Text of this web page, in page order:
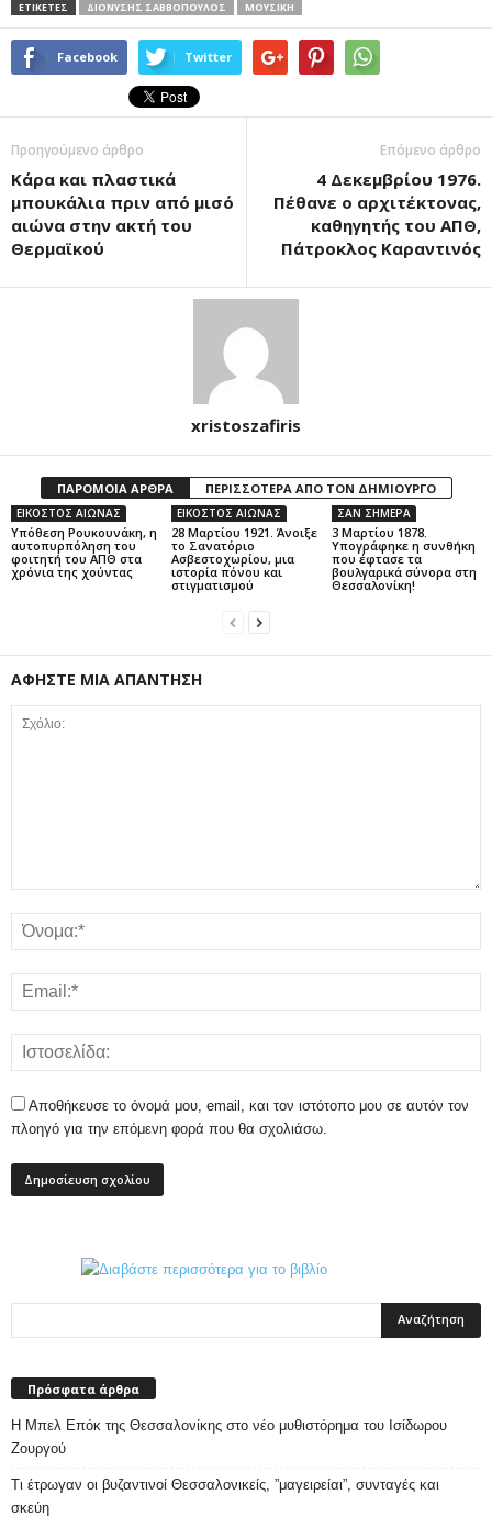
ΕΤΙΚΕΤΕΣ ΔΙΟΝΎΣΗΣ ΣΑΒΒΌΠΟΥΛΟΣ ΜΟΥΣΙΚΉ
Facebook Twitter
Προηγούμενο άρθρο
Κάρα και πλαστικά
μπουκάλια πριν από μισό
αιώνα στην ακτή του
Θερμαϊκού
Επόμενο άρθρο
4 Δεκεμβρίου 1976.
Πέθανε ο αρχιτέκτονας,
καθηγητής του ΑΠΘ,
Πάτροκλος Καραντινός
xristoszafiris
ΠΑΡΟΜΟΙΑ ΑΡΘΡΑ ΠΕΡΙΣΣΟΤΕΡΑ ΑΠΟ ΤΟΝ ΔΗΜΙΟΥΡΓΟ
ΕΙΚΟΣΤΟΣ ΑΙΩΝΑΣ
Υπόθεση Ρουκουνάκη, η
αυτοπυρπόληση του
φοιτητή του ΑΠΘ στα
χρόνια της χούντας
ΕΙΚΟΣΤΟΣ ΑΙΩΝΑΣ
28 Μαρτίου 1921. Άνοιξε
το Σανατόριο
Ασβεστοχωρίου, μια
ιστορία πόνου και
στιγματισμού
ΣΑΝ ΣΗΜΕΡΑ
3 Μαρτίου 1878.
Υπογράφηκε η συνθήκη
που έφτασε τα
βουλγαρικά σύνορα στη
Θεσσαλονίκη!
ΑΦΗΣΤΕ ΜΙΑ ΑΠΑΝΤΗΣΗ
Αποθήκευσε το όνομά μου, email, και τον ιστότοπο μου σε αυτόν τον
πλοηγό για την επόμενη φορά που θα σχολιάσω.
Πρόσφατα άρθρα
Η Μπελ Επόκ της Θεσσαλονίκης στο νέο μυθιστόρημα του Ισίδωρου
Ζουργού
Τι έτρωγαν οι βυζαντινοί Θεσσαλονικείς, ”μαγειρείαι”, συνταγές και
σκεύη